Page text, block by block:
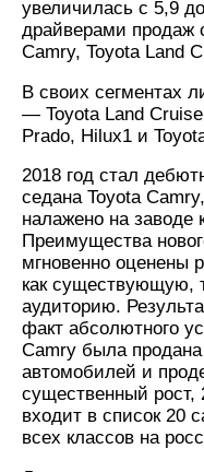
увеличилась с 5,9
драйверами продаж
Camry, Toyota Land
В своих сегментах
— Toyota Land
Prado, Hilux1 и
2018 год стал
седана Toyota
налажено на заводе
Преимущества
мгновенно оценены
как существующую,
аудиторию.
факт абсолютного
Camry была
автомобилей и
существенный рост,
входит в список 20
всех классов на